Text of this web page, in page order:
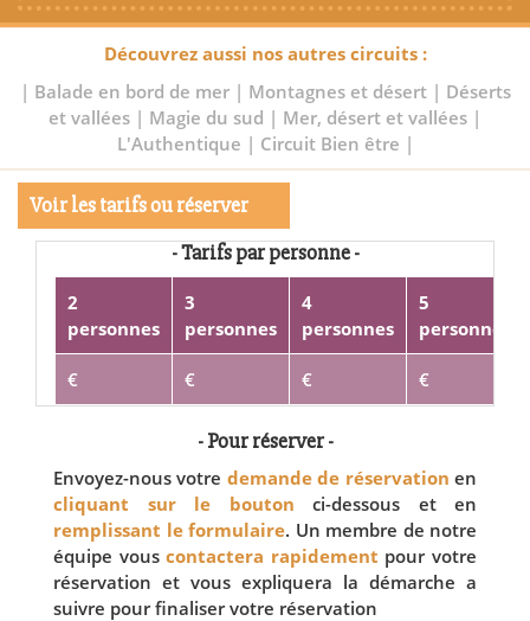
Découvrez aussi nos autres circuits :
| Balade en bord de mer | Montagnes et désert | Déserts
et vallées | Magie du sud | Mer, désert et vallées |
L'Authentique | Circuit Bien être |
Voir les tarifs ou réserver
- Tarifs par personne -
2
personnes
3
personnes
4
personnes
5
personnes
€ € € €
- Pour réserver -
Envoyez-nous votre demande de réservation en
cliquant sur le bouton ci-dessous et en
remplissant le formulaire. Un membre de notre
équipe vouscontactera rapidement pour votre
réservation et vous expliquera la démarche a
suivre pour finaliser votre réservation